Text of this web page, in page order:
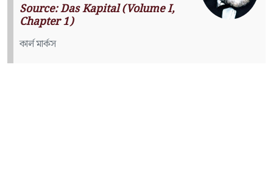
Source: Das Kapital (Volume I,
Chapter 1)
কার্ল মার্কস